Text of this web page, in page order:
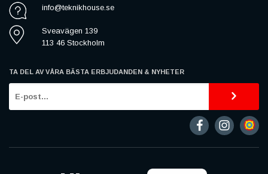
info@teknikhouse.se
Sveavägen 139
113 46 Stockholm
TA DEL AV VÅRA BÄSTA ERBJUDANDEN & NYHETER